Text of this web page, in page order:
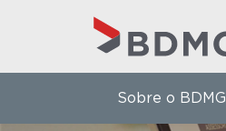
Sobre o BDMG